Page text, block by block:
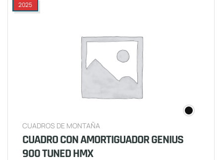
2025
CUADROS DE MONTAÑA
CUADRO CON AMORTIGUADOR GENIUS
900 TUNED HMX